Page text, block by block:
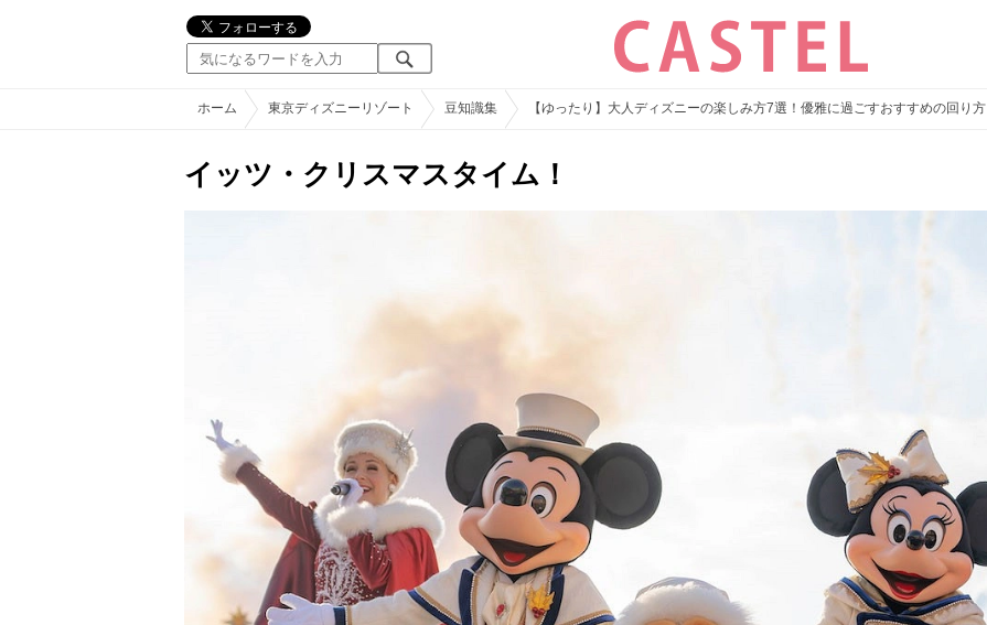
ホーム 東京ディズニーリゾート 豆知識集 【ゆったり】大人ディズニーの楽しみ方7選！優雅に過ごすおすすめの回り方
イッツ・クリスマスタイム！